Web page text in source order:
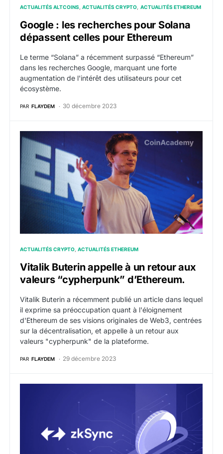
ACTUALITÉS ALTCOINS ACTUALITÉS CRYPTO ACTUALITÉS ETHEREUM
Google : les recherches pour Solana
dépassent celles pour Ethereum
Le terme “Solana” a récemment surpassé “Ethereum”
dans les recherches Google, marquant une forte
augmentation de l'intérêt des utilisateurs pour cet
écosystème.
PAR FLAYDEM 30 décembre 2023
Vitalik Buterin appelle à un retour aux valeurs
ACTUALITÉS CRYPTO ACTUALITÉS ETHEREUM
Vitalik Buterin appelle à un retour aux
valeurs “cypherpunk” d’Ethereum.
Vitalik Buterin a récemment publié un article dans lequel
il exprime sa préoccupation quant à l'éloignement
d'Ethereum de ses visions originales de Web3, centrées
sur la décentralisation, et appelle à un retour aux
valeurs "cypherpunk" de la plateforme.
PAR FLAYDEM 29 décembre 2023